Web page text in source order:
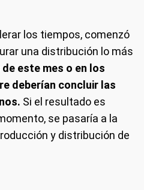
los tiempos, comenzó
una distribución lo más
este mes o en los
deberían concluir las
Si el resultado es
se pasaría a la
y distribución de